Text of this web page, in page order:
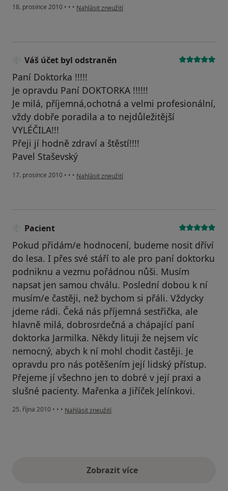
18. prosince 2010 • • • podle názoru uživatele Pacient
Nahlásit zneužití
Váš účet byl odstraněn
Paní Doktorka !!!!!
Je opravdu Paní DOKTORKA !!!!!!
Je milá, příjemná,ochotná a velmi profesionální,
vždy dobře poradila a to nejdůležitější
VYLÉČILA!!!
Přeji jí hodně zdraví a štěstí!!!!
Pavel Staševský
17. prosince 2010 • • • podle názoru uživatele Váš účet byl odstraněn
Nahlásit zneužití
Pacient
Pokud přidám/e hodnocení, budeme nosit dříví
do lesa. I přes své stáří to ale pro paní doktorku
podniknu a vezmu pořádnou nůši. Musím
napsat jen samou chválu. Poslední dobou k ní
musím/e častěji, než bychom si přáli. Vždycky
jdeme rádi. Čeká nás příjemná sestřička, ale
hlavně milá, dobrosrdečná a chápající paní
doktorka Jarmilka. Někdy lituji že nejsem víc
nemocný, abych k ní mohl chodit častěji. Je
opravdu pro nás potěšením její lidský přístup.
Přejeme jí všechno jen to dobré v její praxi a
slušné pacienty. Mařenka a Jiříček Jelínkovi.
25. října 2010 • • • podle názoru uživatele Pacient
Nahlásit zneužití
Zobrazit vícevýše uvedené názory